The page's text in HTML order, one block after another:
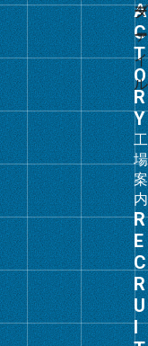
工
場
案
内
ル
ー
プ
リ
ン
ク
グ
ル
ー
プ
リ
ン
ダ
ー
ー
フ
ァ
イ
ル